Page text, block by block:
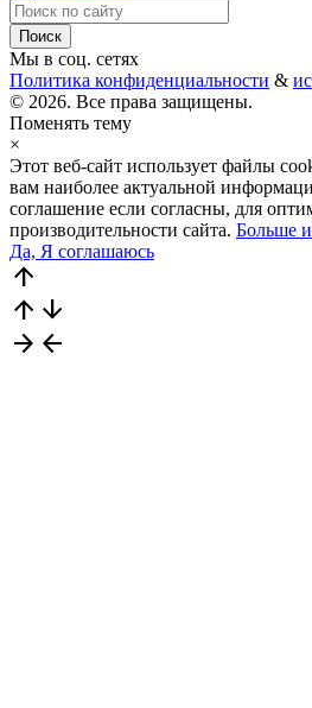
Мы в соц. сетях
Политика конфиденциальности &
© 2026. Все права защищены.
Поменять тему
×
Этот веб-сайт использует файлы
вам наиболее актуальной
соглашение если согласны, для
производительности сайта. Больше
Да, Я соглашаюсь
arrow_upward
arrow_upward arrow_downward
arrow_forward arrow_back